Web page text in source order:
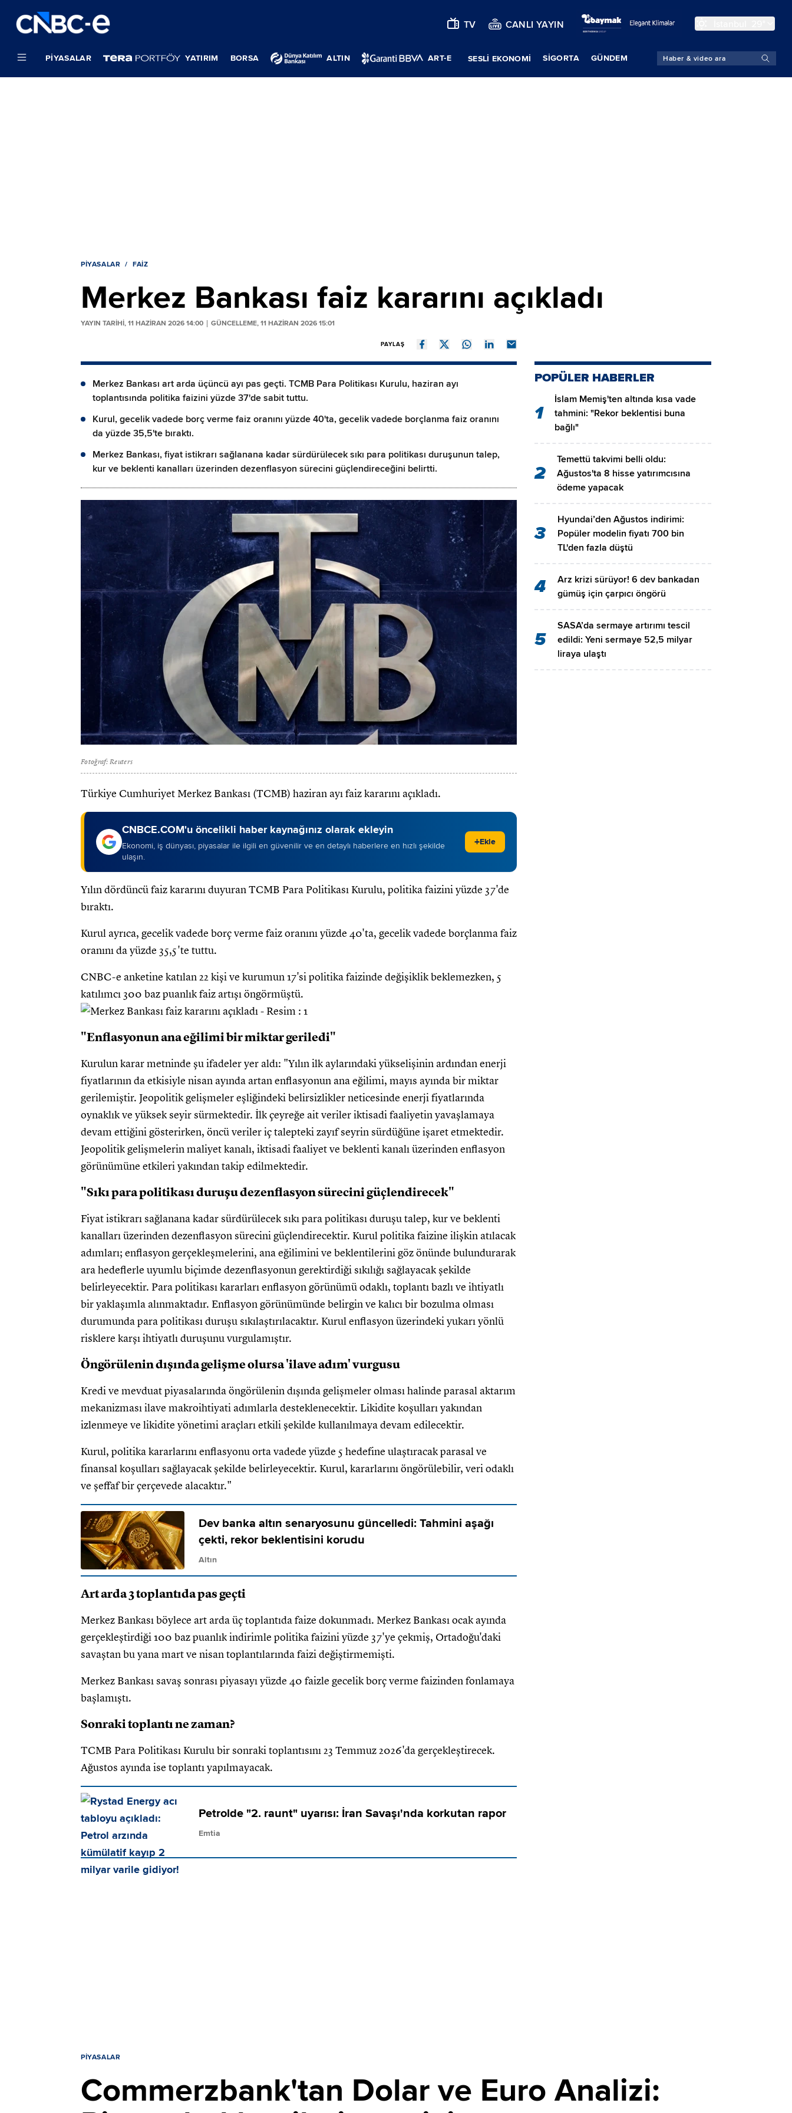
TV CANLI YAYIN
PIYASALAR YATIRIM BORSA ALTIN ART-E SESLİ EKONOMİ SIGORTA GÜNDEM
PIYASALAR FAIZ
Merkez Bankası faiz kararını açıkladı
YAYIN TARİHİ, 11 HAZIRAN 2026 14:00 GÜNCELLEME, 11 HAZIRAN 2026 15:01
PAYLAŞ
Merkez Bankası art arda üçüncü ayı pas geçti. TCMB Para Politikası Kurulu, haziran ayı
toplantısında politika faizini yüzde 37'de sabit tuttu.
Kurul, gecelik vadede borç verme faiz oranını yüzde 40'ta, gecelik vadede borçlanma faiz oranını
da yüzde 35,5'te bıraktı.
Merkez Bankası, fiyat istikrarı sağlanana kadar sürdürülecek sıkı para politikası duruşunun talep,
kur ve beklenti kanalları üzerinden dezenflasyon sürecini güçlendireceğini belirtti.
Fotoğraf: Reuters
Türkiye Cumhuriyet Merkez Bankası (TCMB) haziran ayı faiz kararını açıkladı.
CNBCE.COM'u öncelikli haber kaynağınız olarak ekleyin
Ekonomi, iş dünyası, piyasalar ile ilgili en güvenilir ve en detaylı haberlere en hızlı şekilde
ulaşın.
+Ekle
Yılın dördüncü faiz kararını duyuran TCMB Para Politikası Kurulu, politika faizini yüzde 37'de
bıraktı.
Kurul ayrıca, gecelik vadede borç verme faiz oranını yüzde 40'ta, gecelik vadede borçlanma faiz
oranını da yüzde 35,5'te tuttu.
CNBC-e anketine katılan 22 kişi ve kurumun 17'si politika faizinde değişiklik beklemezken, 5
katılımcı 300 baz puanlık faiz artışı öngörmüştü.
"Enflasyonun ana eğilimi bir miktar geriledi"
Kurulun karar metninde şu ifadeler yer aldı: "Yılın ilk aylarındaki yükselişinin ardından enerji
fiyatlarının da etkisiyle nisan ayında artan enflasyonun ana eğilimi, mayıs ayında bir miktar
gerilemiştir. Jeopolitik gelişmeler eşliğindeki belirsizlikler neticesinde enerji fiyatlarında
oynaklık ve yüksek seyir sürmektedir. İlk çeyreğe ait veriler iktisadi faaliyetin yavaşlamaya
devam ettiğini gösterirken, öncü veriler iç talepteki zayıf seyrin sürdüğüne işaret etmektedir.
Jeopolitik gelişmelerin maliyet kanalı, iktisadi faaliyet ve beklenti kanalı üzerinden enflasyon
görünümüne etkileri yakından takip edilmektedir.
"Sıkı para politikası duruşu dezenflasyon sürecini güçlendirecek"
Fiyat istikrarı sağlanana kadar sürdürülecek sıkı para politikası duruşu talep, kur ve beklenti
kanalları üzerinden dezenflasyon sürecini güçlendirecektir. Kurul politika faizine ilişkin atılacak
adımları; enflasyon gerçekleşmelerini, ana eğilimini ve beklentilerini göz önünde bulundurarak
ara hedeflerle uyumlu biçimde dezenflasyonun gerektirdiği sıkılığı sağlayacak şekilde
belirleyecektir. Para politikası kararları enflasyon görünümü odaklı, toplantı bazlı ve ihtiyatlı
bir yaklaşımla alınmaktadır. Enflasyon görünümünde belirgin ve kalıcı bir bozulma olması
durumunda para politikası duruşu sıkılaştırılacaktır. Kurul enflasyon üzerindeki yukarı yönlü
risklere karşı ihtiyatlı duruşunu vurgulamıştır.
Öngörülenin dışında gelişme olursa 'ilave adım' vurgusu
Kredi ve mevduat piyasalarında öngörülenin dışında gelişmeler olması halinde parasal aktarım
mekanizması ilave makroihtiyati adımlarla desteklenecektir. Likidite koşulları yakından
izlenmeye ve likidite yönetimi araçları etkili şekilde kullanılmaya devam edilecektir.
Kurul, politika kararlarını enflasyonu orta vadede yüzde 5 hedefine ulaştıracak parasal ve
finansal koşulları sağlayacak şekilde belirleyecektir. Kurul, kararlarını öngörülebilir, veri odaklı
ve şeffaf bir çerçevede alacaktır."
Dev banka altın senaryosunu güncelledi: Tahmini aşağı
çekti, rekor beklentisini korudu
Altın
Art arda 3 toplantıda pas geçti
Merkez Bankası böylece art arda üç toplantıda faize dokunmadı. Merkez Bankası ocak ayında
gerçekleştirdiği 100 baz puanlık indirimle politika faizini yüzde 37'ye çekmiş, Ortadoğu'daki
savaştan bu yana mart ve nisan toplantılarında faizi değiştirmemişti.
Merkez Bankası savaş sonrası piyasayı yüzde 40 faizle gecelik borç verme faizinden fonlamaya
başlamıştı.
Sonraki toplantı ne zaman?
TCMB Para Politikası Kurulu bir sonraki toplantısını 23 Temmuz 2026'da gerçekleştirecek.
Ağustos ayında ise toplantı yapılmayacak.
Petrolde "2. raunt" uyarısı: İran Savaşı'nda korkutan rapor
Emtia
POPÜLER HABERLER
1
İslam Memiş'ten altında kısa vade
tahmini: "Rekor beklentisi buna
bağlı"
2
Temettü takvimi belli oldu:
Ağustos'ta 8 hisse yatırımcısına
ödeme yapacak
3
Hyundai’den Ağustos indirimi:
Popüler modelin fiyatı 700 bin
TL'den fazla düştü
4
Arz krizi sürüyor! 6 dev bankadan
gümüş için çarpıcı öngörü
5
SASA’da sermaye artırımı tescil
edildi: Yeni sermaye 52,5 milyar
liraya ulaştı
PIYASALAR
Commerzbank'tan Dolar ve Euro Analizi: